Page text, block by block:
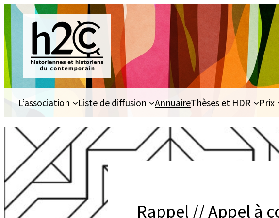
Aller
au
contenu
L’association Liste de diffusion AnnuaireThèses et HDR Prix
Rappel // Appel à